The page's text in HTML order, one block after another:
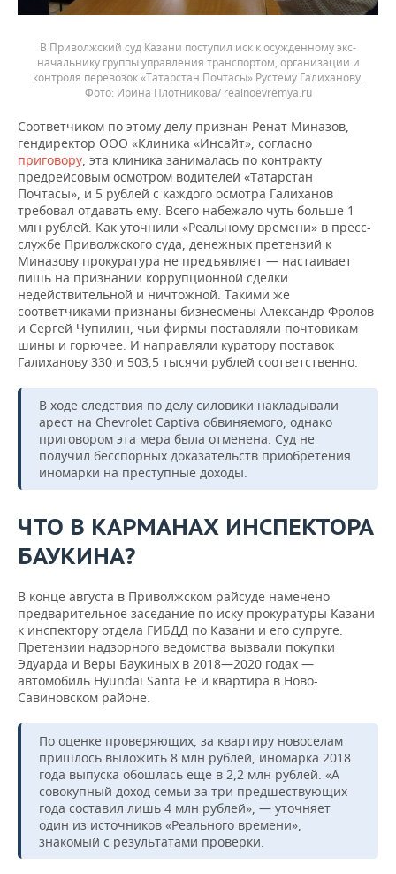
В Приволжский суд Казани поступил иск к осужденному экс-
начальнику группы управления транспортом, организации и
контроля перевозок «Татарстан Почтасы» Рустему Галиханову.
Ирина Плотникова/ realnoevremya.ru
Соответчиком по этому делу признан Ренат Миназов,
гендиректор ООО «Клиника «Инсайт», согласно
приговору, эта клиника занималась по контракту
предрейсовым осмотром водителей «Татарстан
Почтасы», и 5 рублей с каждого осмотра Галиханов
требовал отдавать ему. Всего набежало чуть больше 1
млн рублей. Как уточнили «Реальному времени» в пресс-
службе Приволжского суда, денежных претензий к
Миназову прокуратура не предъявляет — настаивает
лишь на признании коррупционной сделки
недействительной и ничтожной. Такими же
соответчиками признаны бизнесмены Александр Фролов
и Сергей Чупилин, чьи фирмы поставляли почтовикам
шины и горючее. И направляли куратору поставок
Галиханову 330 и 503,5 тысячи рублей соответственно.
В ходе следствия по делу силовики накладывали
арест на Chevrolet Captiva обвиняемого, однако
приговором эта мера была отменена. Суд не
получил бесспорных доказательств приобретения
иномарки на преступные доходы.
ЧТО В КАРМАНАХ ИНСПЕКТОРА
БАУКИНА?
В конце августа в Приволжском райсуде намечено
предварительное заседание по иску прокуратуры Казани
к инспектору отдела ГИБДД по Казани и его супруге.
Претензии надзорного ведомства вызвали покупки
Эдуарда и Веры Баукиных в 2018—2020 годах —
автомобиль Hyundai Santa Fe и квартира в Ново-
Савиновском районе.
По оценке проверяющих, за квартиру новоселам
пришлось выложить 8 млн рублей, иномарка 2018
года выпуска обошлась еще в 2,2 млн рублей. «А
совокупный доход семьи за три предшествующих
года составил лишь 4 млн рублей», — уточняет
один из источников «Реального времени»,
знакомый с результатами проверки.